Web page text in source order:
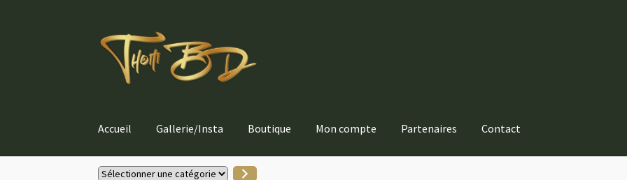
Aller
navigation
Aller
au
contenu
Accueil Gallerie/Insta Boutique Mon compte Partenaires Contact
Sélectionner